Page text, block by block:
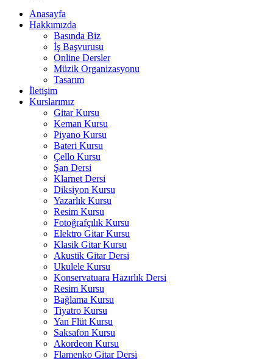
Anasayfa
Hakkımızda
Basında Biz
İş Başvurusu
Online Dersler
Müzik Organizasyonu
Tasarım
İletişim
Kurslarımız
Gitar Kursu
Keman Kursu
Piyano Kursu
Bateri Kursu
Çello Kursu
Şan Dersi
Klarnet Dersi
Diksiyon Kursu
Yazarlık Kursu
Resim Kursu
Fotoğrafçılık Kursu
Elektro Gitar Kursu
Klasik Gitar Kursu
Akustik Gitar Dersi
Ukulele Kursu
Konservatuara Hazırlık Dersi
Resim Kursu
Bağlama Kursu
Tiyatro Kursu
Yan Flüt Kursu
Saksafon Kursu
Akordeon Kursu
Flamenko Gitar Dersi